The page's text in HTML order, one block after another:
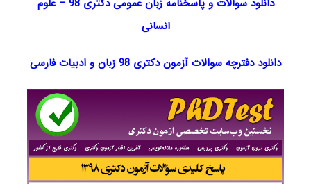
دانلود سوالات و پاسخنامه زبان عمومی دکتری 98 – علوم
انسانی
دانلود دفترچه سوالات آزمون دکتری 98 زبان و ادبیات فارسی